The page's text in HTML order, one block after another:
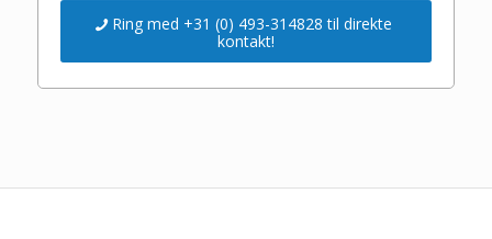
Ring med +31 (0) 493-314828 til direkte
kontakt!